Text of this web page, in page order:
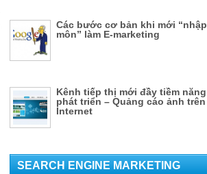
Các bước cơ bản khi mới “nhập
môn” làm E-marketing
Kênh tiếp thị mới đầy tiềm năng
phát triển – Quảng cáo ảnh trên
Internet
SEARCH ENGINE MARKETING